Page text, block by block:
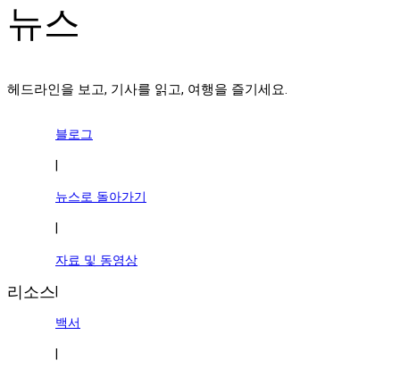
뉴스
헤드라인을 보고, 기사를 읽고, 여행을 즐기세요.
리소스
블로그
뉴스로 돌아가기
자료 및 동영상
백서